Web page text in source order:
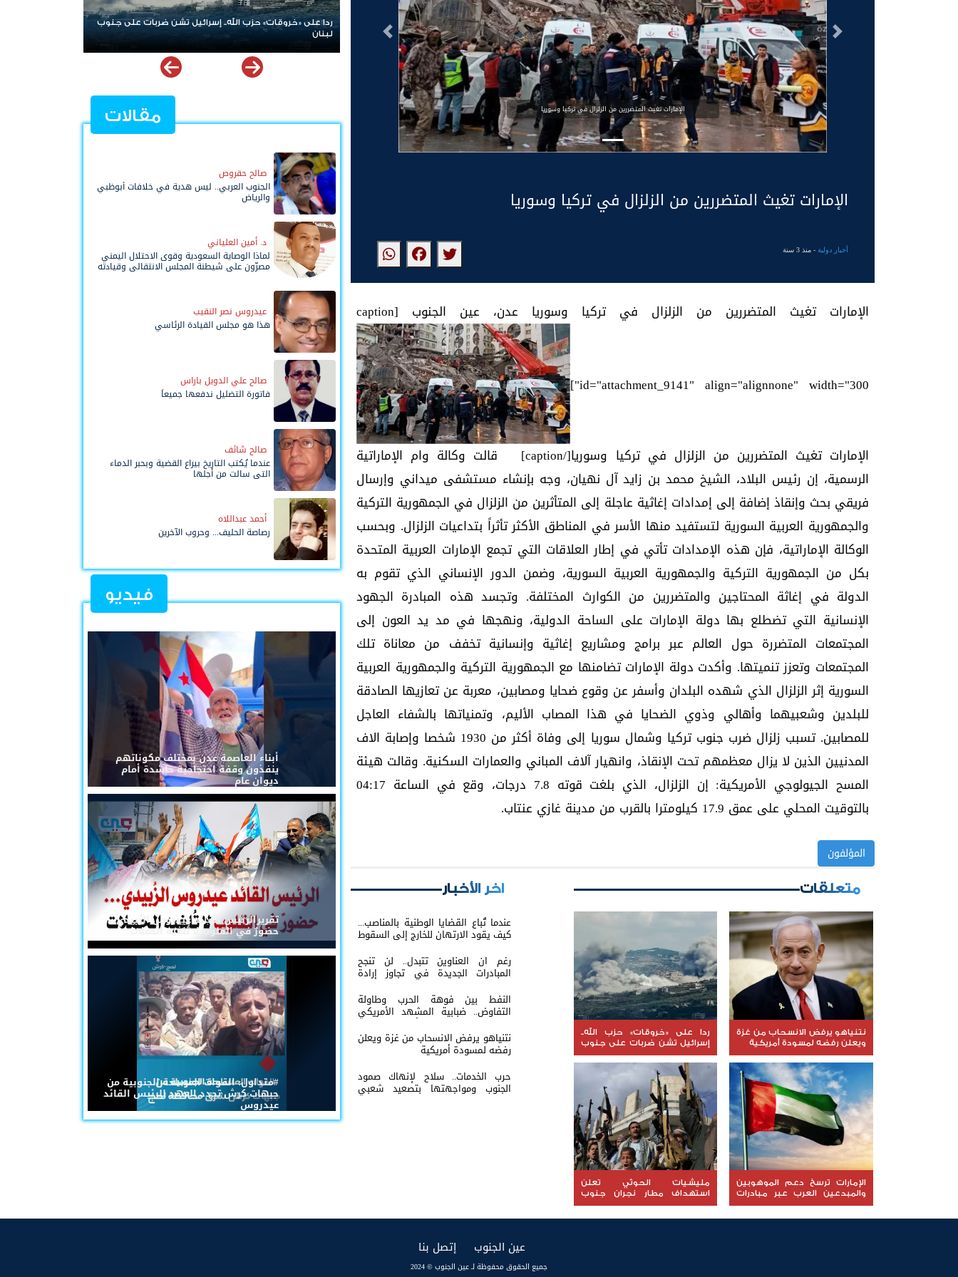
الإمارات تغيث المتضررين من الزلزال في تركيا وسوريا
التالى السابق
الإمارات تغيث المتضررين من الزلزال في تركيا وسوريا
أخبار دولية- منذ 3 سنة
الإمارات تغيث المتضررين من الزلزال في تركيا وسوريا عدن، عين الجنوب [caption
id="attachment_9141" align="alignnone" width="300"]
الإمارات تغيث المتضررين من الزلزال في تركيا وسوريا[/caption] قالت وكالة وام الإماراتية
الرسمية، إن رئيس البلاد، الشيخ محمد بن زايد آل نهيان، وجه بإنشاء مستشفى ميداني وإرسال
فريقي بحث وإنقاذ إضافة إلى إمدادات إغاثية عاجلة إلى المتأثرين من الزلزال في الجمهورية التركية
والجمهورية العربية السورية لتستفيد منها الأسر في المناطق الأكثر تأثراً بتداعيات الزلزال. وبحسب
الوكالة الإماراتية، فإن هذه الإمدادات تأتي في إطار العلاقات التي تجمع الإمارات العربية المتحدة
بكل من الجمهورية التركية والجمهورية العربية السورية، وضمن الدور الإنساني الذي تقوم به
الدولة في إغاثة المحتاجين والمتضررين من الكوارث المختلفة. وتجسد هذه المبادرة الجهود
الإنسانية التي تضطلع بها دولة الإمارات على الساحة الدولية، ونهجها في مد يد العون إلى
المجتمعات المتضررة حول العالم عبر برامج ومشاريع إغاثية وإنسانية تخفف من معاناة تلك
المجتمعات وتعزز تنميتها. وأكدت دولة الإمارات تضامنها مع الجمهورية التركية والجمهورية العربية
السورية إثر الزلزال الذي شهده البلدان وأسفر عن وقوع ضحايا ومصابين، معربة عن تعازيها الصادقة
للبلدين وشعبيهما وأهالي وذوي الضحايا في هذا المصاب الأليم، وتمنياتها بالشفاء العاجل
للمصابين. تسبب زلزال ضرب جنوب تركيا وشمال سوريا إلى وفاة أكثر من 1930 شخصا وإصابة الاف
المدنيين الذين لا يزال معظمهم تحت الإنقاذ، وانهيار آلاف المباني والعمارات السكنية. وقالت هيئة
المسح الجيولوجي الأمريكية: إن الزلزال، الذي بلغت قوته 7.8 درجات، وقع في الساعة 04:17
بالتوقيت المحلي على عمق 17.9 كيلومترا بالقرب من مدينة غازي عنتاب.
المؤلفون
متعلقات
نتنياهو يرفض الانسحاب من غزة
ويعلن رفضه لمسودة أمريكية
ردا على «خروقات» حزب الله..
إسرائيل تشن ضربات على جنوب
الإمارات ترسخ دعم الموهوبين
والمبدعين العرب عبر مبادرات
نوعية ملهمة
مليشيات الحوثي تعلن
استهداف مطار نجران جنوب
السعودية
اخر الأخبار
عندما تُباع القضايا الوطنية بالمناصب...
كيف يقود الارتهان للخارج إلى السقوط
رغم ان العناوين تتبدل.. لن تنجح
المبادرات الجديدة في تجاوز إرادة
النفط بين فوهة الحرب وطاولة
التفاوض.. ضبابية المشهد الأمريكي
الإيراني تعيد إشعال أسواق الطاقة
العالمية
نتنياهو يرفض الانسحاب من غزة ويعلن
رفضه لمسودة أمريكية
حرب الخدمات.. سلاح لإنهاك صمود
الجنوب ومواجهتها بتصعيد شعبي
ردا على «خروقات» حزب الله.. إسرائيل تشن ضربات على جنوب
الإمارات ترسخ دعم
مقالات
صالح حقروص
الجنوب العربي.. ليس هدية في خلافات أبوظبي
والرياض
د. أمين العلياني
لماذا الوصاية السعودية وقوى الاحتلال اليمني
مصرّون على شيطنة المجلس الانتقالي وقيادته
عيدروس نصر النقيب
هذا هو مجلس القيادة الرئاسي
صالح علي الدويل باراس
فاتورة التضليل ندفعها جميعاً
صالح شائف
عندما يُكتب التاريخ بيراع القضية وبحبر الدماء
التي سالت من أجلها
أحمد عبداللاه
رصاصة الحليف... وحروب الآخرين
فيديو
أبناء العاصمة عدن بمختلف مكوناتهم
ينفذون وقفة احتجاجية حاشدة أمام
ديوان عام
تقريرالرئيس القائد عيدروس الزُبيدي...
حضورٌ في القلوب لا تُلغيه الحملات
#متداول: القوات المسلحة الجنوبية من
جبهات كرش تجدد العهد للرئيس القائد
عيدروس
عين الجنوب إتصل بنا
جميع الحقوق محفوظة لـ عين الجنوب © 2024